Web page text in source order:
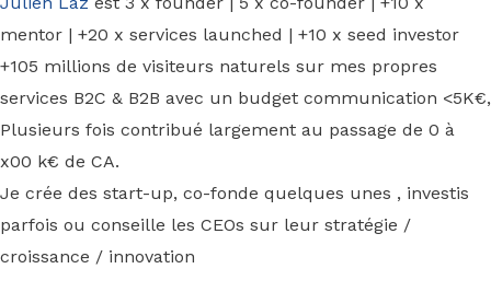
mentor | +20 x services launched | +10 x seed investor
+105 millions de visiteurs naturels sur mes propres
services B2C & B2B avec un budget communication <5K€,
Plusieurs fois contribué largement au passage de 0 à
x00 k€ de CA.
Je crée des start-up, co-fonde quelques unes , investis
parfois ou conseille les CEOs sur leur stratégie /
croissance / innovation